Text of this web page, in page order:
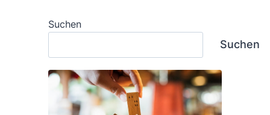
Suchen
Suchen